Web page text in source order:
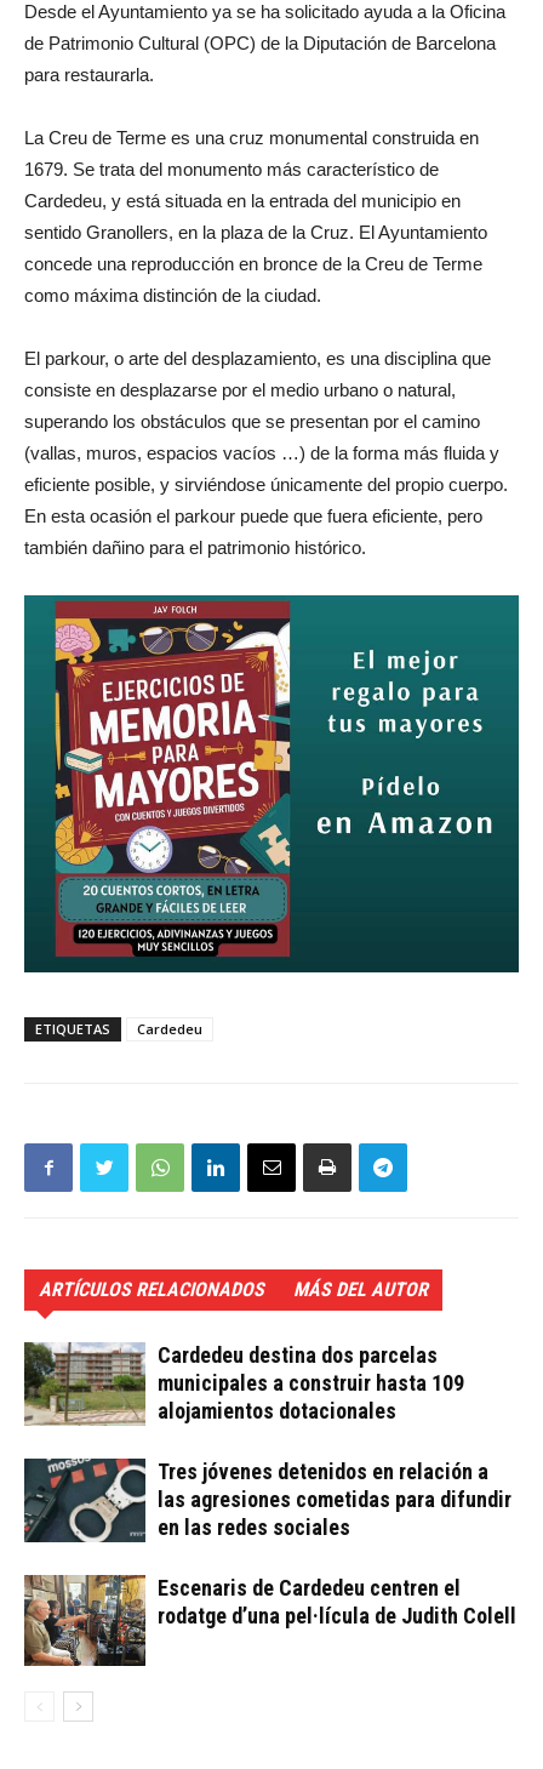
Desde el Ayuntamiento ya se ha solicitado ayuda a la Oficina
de Patrimonio Cultural (OPC) de la Diputación de Barcelona
para restaurarla.
La Creu de Terme es una cruz monumental construida en
1679. Se trata del monumento más característico de
Cardedeu, y está situada en la entrada del municipio en
sentido Granollers, en la plaza de la Cruz. El Ayuntamiento
concede una reproducción en bronce de la Creu de Terme
como máxima distinción de la ciudad.
El parkour, o arte del desplazamiento, es una disciplina que
consiste en desplazarse por el medio urbano o natural,
superando los obstáculos que se presentan por el camino
(vallas, muros, espacios vacíos …) de la forma más fluida y
eficiente posible, y sirviéndose únicamente del propio cuerpo.
En esta ocasión el parkour puede que fuera eficiente, pero
también dañino para el patrimonio histórico.
ETIQUETAS Cardedeu
ARTÍCULOS RELACIONADOS MÁS DEL AUTOR
Cardedeu destina dos parcelas
municipales a construir hasta 109
alojamientos dotacionales
Tres jóvenes detenidos en relación a
las agresiones cometidas para difundir
en las redes sociales
Escenaris de Cardedeu centren el
rodatge d’una pel·lícula de Judith Colell